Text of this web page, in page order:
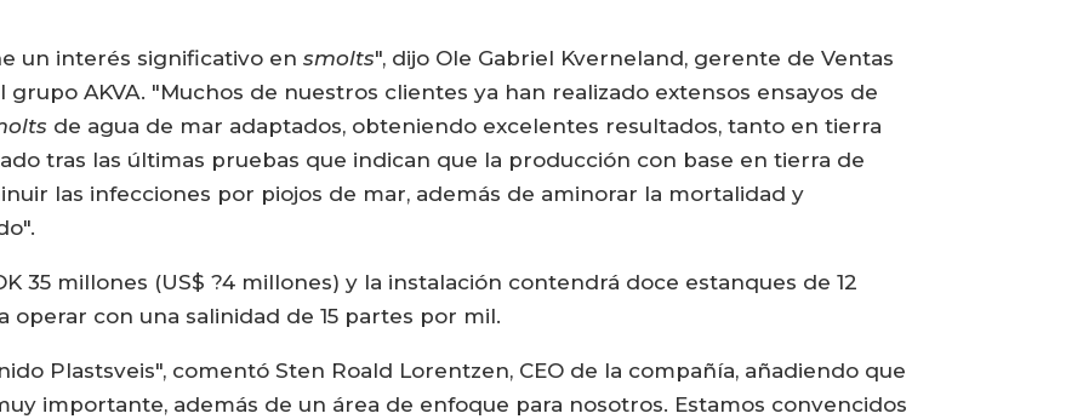
un interés significativo ensmolts", dijo Ole Gabriel Kverneland, gerente de Ventas
AKVA. "Muchos de nuestros clientes ya han realizado extensos ensayos de
de agua de mar adaptados, obteniendo excelentes resultados, tanto en tierra
tras las últimas pruebas que indican que la producción con base en tierra de
las infecciones por piojos de mar, además de aminorar la mortalidad y
35 millones (US$ ?4 millones) y la instalación contendrá doce estanques de 12
con una salinidad de 15 partes por mil.
Plastsveis", comentó Sten Roald Lorentzen, CEO de la compañía, añadiendo que
importante, además de un área de enfoque para nosotros. Estamos convencidos